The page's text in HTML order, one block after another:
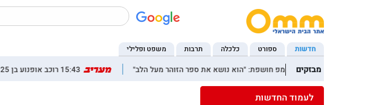
חדשות ספורט כלכלה תרבות משפט ופלילי
מבזקים 15:43 רוכב אופנוע בן 25 נפצע קשה בתאונה בנוף הגליל
לעמוד החדשות